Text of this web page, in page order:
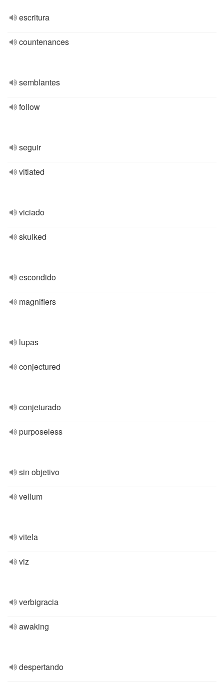
escritura
countenances
semblantes
follow
seguir
vitiated
viciado
skulked
escondido
magnifiers
lupas
conjectured
conjeturado
purposeless
sin objetivo
vellum
vitela
viz
verbigracia
awaking
despertando